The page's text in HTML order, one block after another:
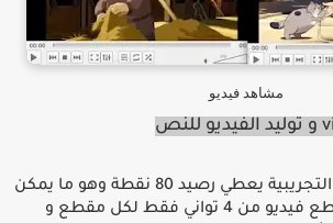
مشاهد فيديو
و توليد الفيديو للنص
يعطي رصيد 80 نقطة وهو ما يمكن
فيديو من 4 تواني فقط لكل مقطع و